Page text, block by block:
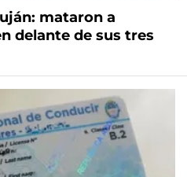
mataron a
delante de sus tres